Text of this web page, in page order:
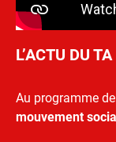
L’ACTU DU TA
Au programme
mouvement